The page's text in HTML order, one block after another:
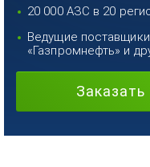
20 000 АЗС в 20
Ведущие
«Газпромнефть» и
Заказать